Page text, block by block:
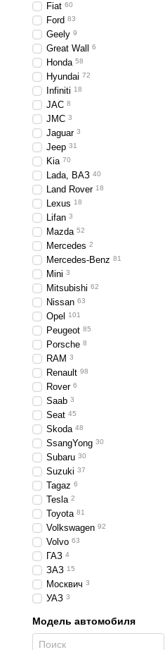
Fiat 60
Ford 83
Geely 9
Great Wall 6
Honda 58
Hyundai 72
Infiniti 18
JAC 8
JMC 3
Jaguar 3
Jeep 31
Kia 70
Lada, ВАЗ 40
Land Rover 18
Lexus 18
Lifan 3
Mazda 52
Mercedes 2
Mercedes-Benz 81
Mini 3
Mitsubishi 62
Nissan 63
Opel 101
Peugeot 85
Porsche 8
RAM 3
Renault 98
Rover 6
Saab 3
Seat 45
Skoda 48
SsangYong 30
Subaru 30
Suzuki 37
Tagaz 6
Tesla 2
Toyota 81
Volkswagen 92
Volvo 63
ГАЗ 4
ЗАЗ 15
Москвич 3
УАЗ 3
Модель автомобиля